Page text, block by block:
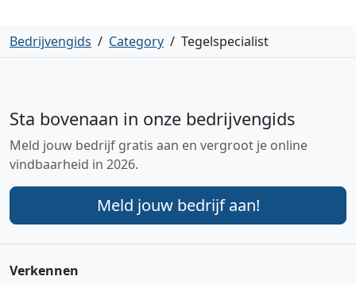
Bedrijvengids / Category / Tegelspecialist
Sta bovenaan in onze bedrijvengids
Meld jouw bedrijf gratis aan en vergroot je online
vindbaarheid in 2026.
Meld jouw bedrijf aan!
Verkennen